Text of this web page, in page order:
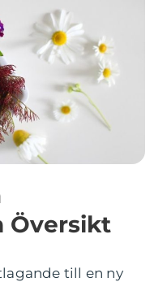
Översikt
till en ny